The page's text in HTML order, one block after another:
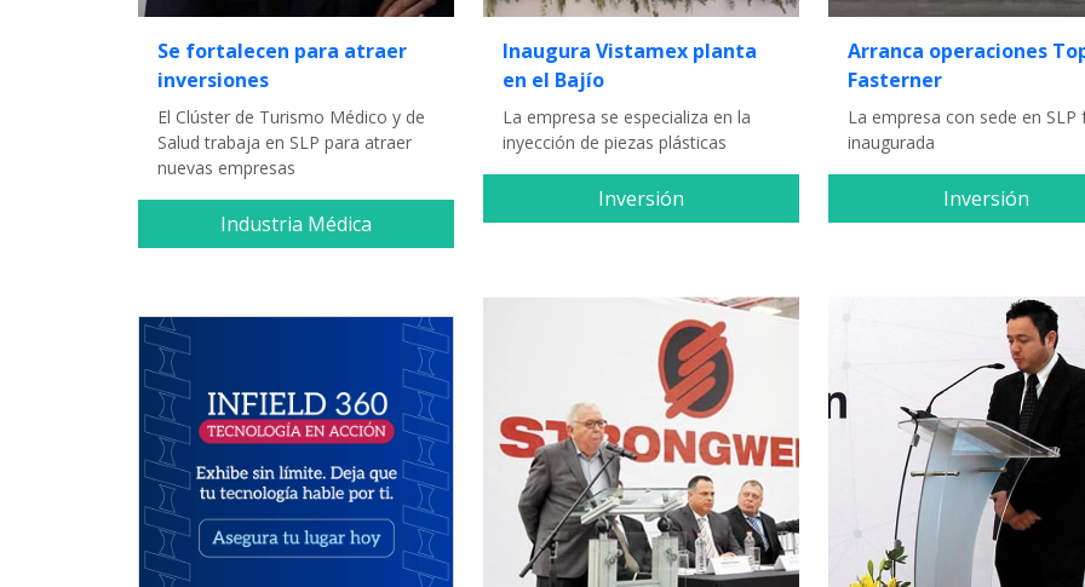
Se fortalecen para atraer
inversiones
El Clúster de Turismo Médico y de
Salud trabaja en SLP para atraer
nuevas empresas
Industria Médica
Inaugura Vistamex planta
en el Bajío
La empresa se especializa en la
inyección de piezas plásticas
Inversión
Arranca operaciones
Fasterner
La empresa con sede en SLP
inaugurada
Inversión